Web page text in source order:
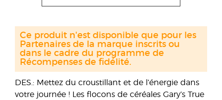
DES.: Mettez du croustillant et de l’énergie dans
votre journée ! Les flocons de céréales Gary’s True
Ce produit n'est disponible que pour les
Partenaires de la marque inscrits ou
dans le cadre du programme de
Récompenses de fidélité.